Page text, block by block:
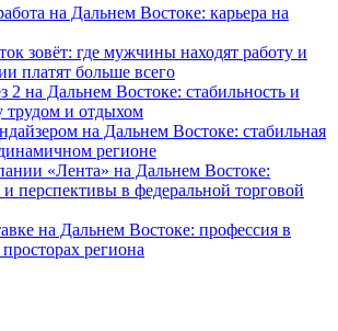
на Дальнем Востоке: карьера на
зовёт: где мужчины находят работу и
платят больше всего
2 на Дальнем Востоке: стабильность и
трудом и отдыхом
на Дальнем Востоке: стабильная
регионе
«Лента» на Дальнем Востоке:
и перспективы в федеральной торговой
на Дальнем Востоке: профессия в
региона